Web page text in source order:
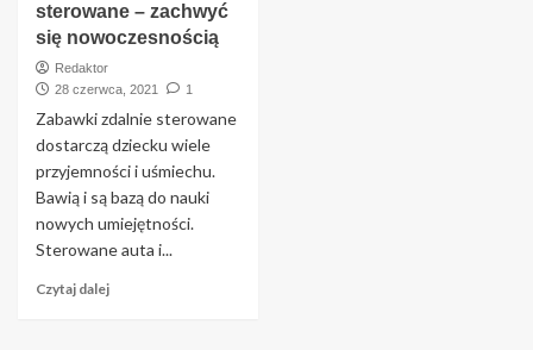
sterowane – zachwyć
się nowoczesnością
Redaktor
28 czerwca, 2021
1
Zabawki zdalnie sterowane
dostarczą dziecku wiele
przyjemności i uśmiechu.
Bawią i są bazą do nauki
nowych umiejętności.
Sterowane auta i...
Czytaj dalej